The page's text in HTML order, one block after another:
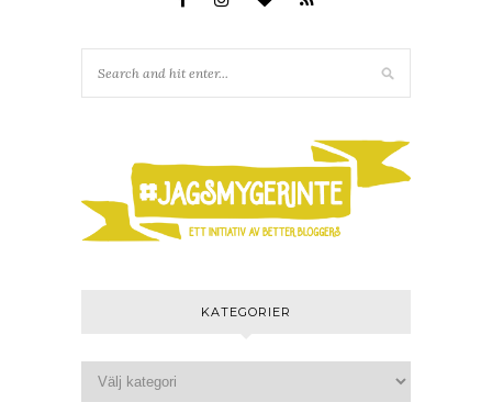
KATEGORIER